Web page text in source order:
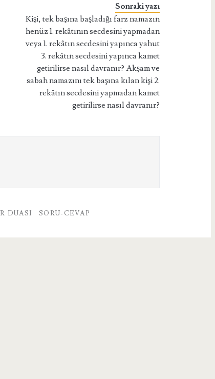
Sonraki yazı
Kişi, tek başına başladığı farz namazın
henüz 1. rekâtının secdesini yapmadan
veya 1. rekâtın secdesini yapınca yahut
3. rekâtın secdesini yapınca kamet
getirilirse nasıl davranır? Akşam ve
sabah namazını tek başına kılan kişi 2.
rekâtın secdesini yapmadan kamet
getirilirse nasıl davranır?
DUASI SORU-CEVAP